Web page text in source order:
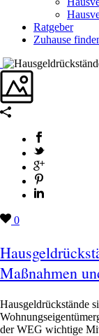
Ratgeber
Zuhause
0
Maßnahmen
Hausgeldrückstände
der WEG wichtige